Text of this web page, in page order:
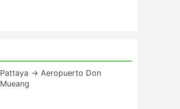
Pattaya → Aeropuerto Don
Mueang